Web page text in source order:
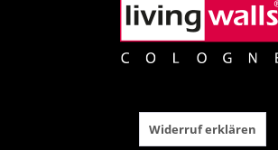
Widerruf erklären